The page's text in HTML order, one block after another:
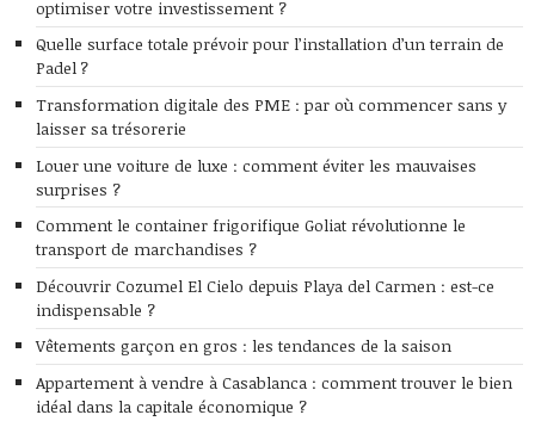
optimiser votre investissement ?
Quelle surface totale prévoir pour l’installation d’un terrain de
Padel ?
Transformation digitale des PME : par où commencer sans y
laisser sa trésorerie
Louer une voiture de luxe : comment éviter les mauvaises
surprises ?
Comment le container frigorifique Goliat révolutionne le
transport de marchandises ?
Découvrir Cozumel El Cielo depuis Playa del Carmen : est-ce
indispensable ?
Vêtements garçon en gros : les tendances de la saison
Appartement à vendre à Casablanca : comment trouver le bien
idéal dans la capitale économique ?